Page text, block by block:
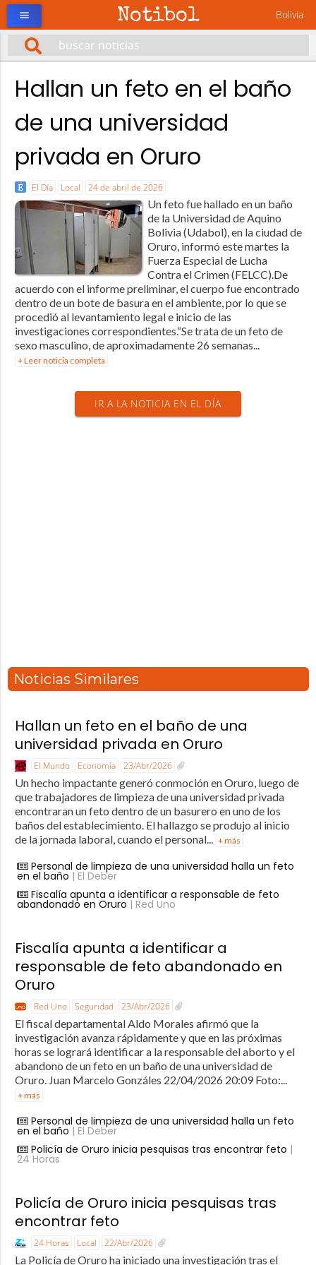
Notibol Bolivia
menu
Hallan un feto en el baño
de una universidad
privada en Oruro
El Día Local 24 de abril de 2026
Un feto fue hallado en un baño
de la Universidad de Aquino
Bolivia (Udabol), en la ciudad de
Oruro, informó este martes la
Fuerza Especial de Lucha
Contra el Crimen (FELCC).De
acuerdo con el informe preliminar, el cuerpo fue encontrado
dentro de un bote de basura en el ambiente, por lo que se
procedió al levantamiento legal e inicio de las
investigaciones correspondientes.“Se trata de un feto de
sexo masculino, de aproximadamente 26 semanas...
+ Leer noticia completa
IR A LA NOTICIA EN EL DÍA
Noticias Similares
Hallan un feto en el baño de una
universidad privada en Oruro
El Mundo Economía 23/Abr/2026
Un hecho impactante generó conmoción en Oruro, luego de
que trabajadores de limpieza de una universidad privada
encontraran un feto dentro de un basurero en uno de los
baños del establecimiento. El hallazgo se produjo al inicio
de la jornada laboral, cuando el personal... + más
Personal de limpieza de una universidad halla un feto
en el baño | El Deber
Fiscalía apunta a identificar a responsable de feto
abandonado en Oruro | Red Uno
Fiscalía apunta a identificar a
responsable de feto abandonado en
Oruro
Red Uno Seguridad 23/Abr/2026
El fiscal departamental Aldo Morales afirmó que la
investigación avanza rápidamente y que en las próximas
horas se logrará identificar a la responsable del aborto y el
abandono de un feto en un baño de una universidad de
Oruro. Juan Marcelo Gonzáles 22/04/2026 20:09 Foto:...
+ más
Personal de limpieza de una universidad halla un feto
en el baño | El Deber
Policía de Oruro inicia pesquisas tras encontrar feto |
24 Horas
Policía de Oruro inicia pesquisas tras
encontrar feto
24 Horas Local 22/Abr/2026
La Policía de Oruro ha iniciado una investigación tras el